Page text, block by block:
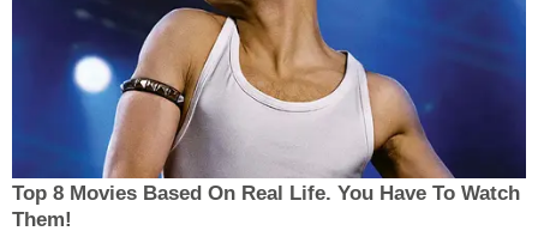
Top 8 Movies Based On Real Life. You Have To Watch
Them!